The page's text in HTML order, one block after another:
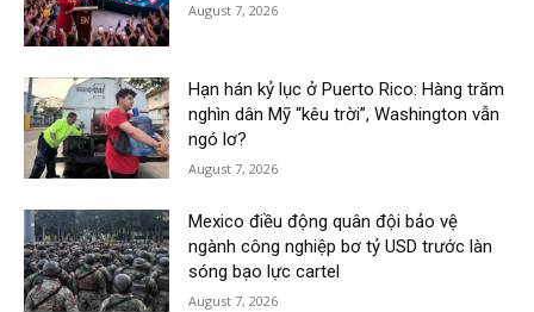
August 7, 2026
Hạn hán kỷ lục ở Puerto Rico: Hàng trăm
nghìn dân Mỹ “kêu trời”, Washington vẫn
ngó lơ?
August 7, 2026
Mexico điều động quân đội bảo vệ
ngành công nghiệp bơ tỷ USD trước làn
sóng bạo lực cartel
August 7, 2026